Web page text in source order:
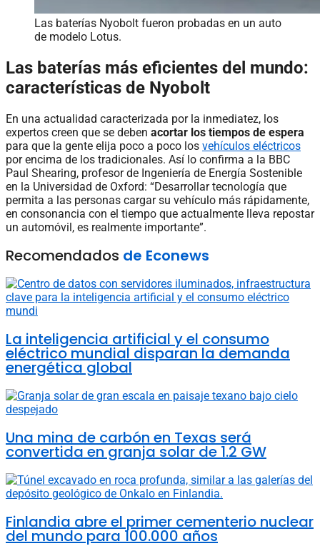
Las baterías Nyobolt fueron probadas en un auto
de modelo Lotus.
Las baterías más eficientes del mundo:
características de Nyobolt
En una actualidad caracterizada por la inmediatez, los
expertos creen que se deben acortar los tiempos de espera
para que la gente elija poco a poco los vehículos eléctricos
por encima de los tradicionales. Así lo confirma a la BBC
Paul Shearing, profesor de Ingeniería de Energía Sostenible
en la Universidad de Oxford: “Desarrollar tecnología que
permita a las personas cargar su vehículo más rápidamente,
en consonancia con el tiempo que actualmente lleva repostar
un automóvil, es realmente importante”.
Recomendados de Econews
La inteligencia artificial y el consumo
eléctrico mundial disparan la demanda
energética global
Una mina de carbón en Texas será
convertida en granja solar de 1.2 GW
Finlandia abre el primer cementerio nuclear
del mundo para 100.000 años